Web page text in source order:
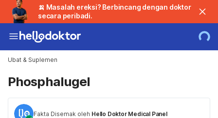
🍌 Masalah ereksi? Berbincang dengan doktor
secara peribadi.
Ubat & Suplemen
Phosphalugel
Fakta Disemak oleh Hello Doktor Medical Panel